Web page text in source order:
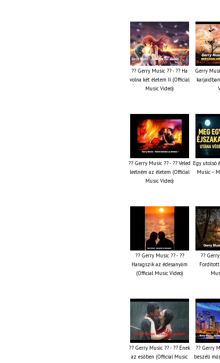
?? Gerry Music ?? - ?? Ha
volna két életem II (Official
Music Video)
Gerry
?? Gerry Music ?? - ?? Veled
leélném az életem (Official
Music Video)
Egy utolsó
Music –
?? Gerry Music ?? - ??
Haragszik az édesanyám
(Official Music Video)
??
?? Gerry Music ?? - ?? Ének
az esőben (Official Music
?? Gerry
beszéli